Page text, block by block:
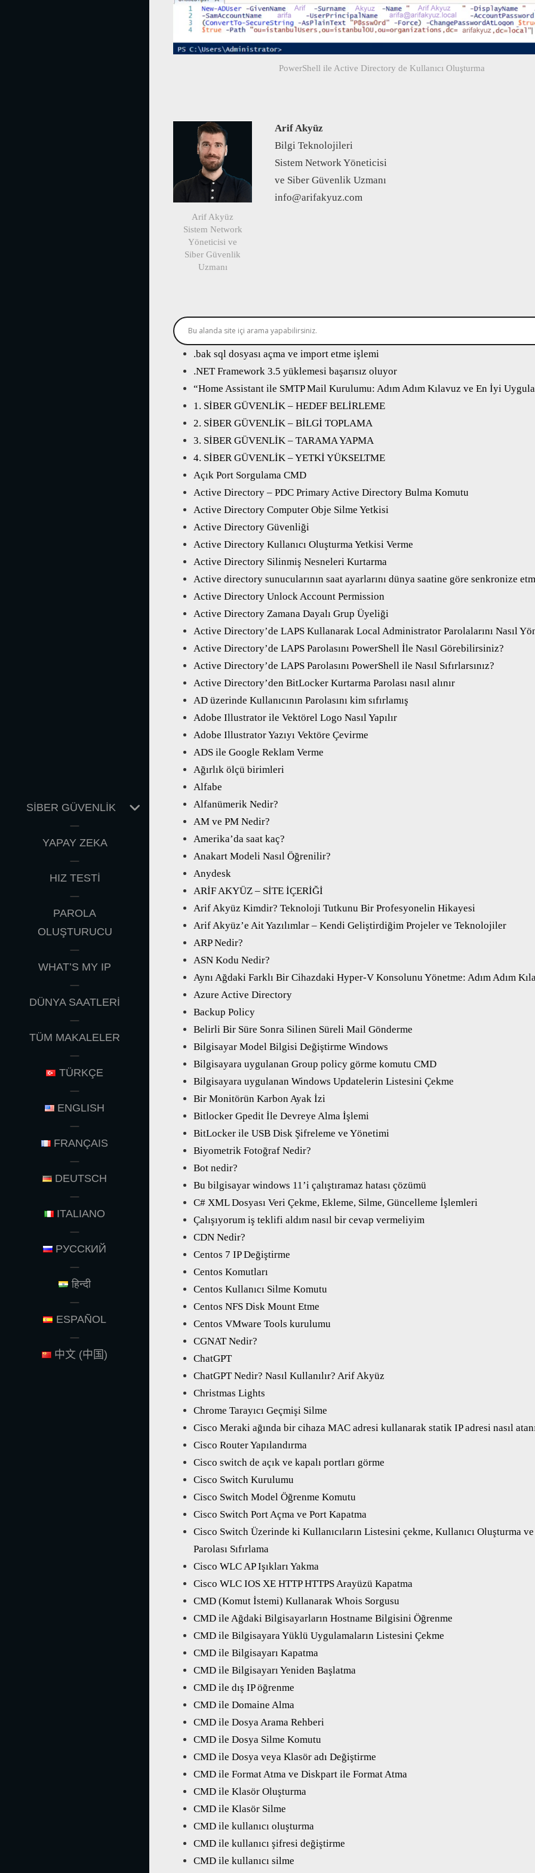
SİBER GÜVENLİK
EXPAND
YAPAY ZEKA
HIZ TESTİ
PAROLA
OLUŞTURUCU
WHAT’S MY IP
DÜNYA SAATLERİ
TÜM MAKALELER
TÜRKÇE
ENGLISH
FRANÇAIS
DEUTSCH
ITALIANO
РУССКИЙ
हिन्दी
ESPAÑOL
中文 (中国)
PowerShell ile Active Directory de Kullanıcı Oluşturma
Arif Akyüz
Sistem Network
Yöneticisi ve
Siber Güvenlik
Uzmanı
Arif Akyüz
Bilgi Teknolojileri
Sistem Network Yöneticisi
ve Siber Güvenlik Uzmanı
info@arifakyuz.com
.bak sql dosyası açma ve import etme işlemi
.NET Framework 3.5 yüklemesi başarısız oluyor
“Home Assistant ile SMTP Mail Kurulumu: Adım Adım Kılavuz ve En İyi
1. SİBER GÜVENLİK – HEDEF BELİRLEME
2. SİBER GÜVENLİK – BİLGİ TOPLAMA
3. SİBER GÜVENLİK – TARAMA YAPMA
4. SİBER GÜVENLİK – YETKİ YÜKSELTME
Açık Port Sorgulama CMD
Active Directory – PDC Primary Active Directory Bulma Komutu
Active Directory Computer Obje Silme Yetkisi
Active Directory Güvenliği
Active Directory Kullanıcı Oluşturma Yetkisi Verme
Active Directory Silinmiş Nesneleri Kurtarma
Active directory sunucularının saat ayarlarını dünya saatine göre senkronize
Active Directory Unlock Account Permission
Active Directory Zamana Dayalı Grup Üyeliği
Active Directory’de LAPS Kullanarak Local Administrator Parolalarını Nasıl
Active Directory’de LAPS Parolasını PowerShell İle Nasıl Görebilirsiniz?
Active Directory’de LAPS Parolasını PowerShell ile Nasıl Sıfırlarsınız?
Active Directory’den BitLocker Kurtarma Parolası nasıl alınır
AD üzerinde Kullanıcının Parolasını kim sıfırlamış
Adobe Illustrator ile Vektörel Logo Nasıl Yapılır
Adobe Illustrator Yazıyı Vektöre Çevirme
ADS ile Google Reklam Verme
Ağırlık ölçü birimleri
Alfabe
Alfanümerik Nedir?
AM ve PM Nedir?
Amerika’da saat kaç?
Anakart Modeli Nasıl Öğrenilir?
Anydesk
ARİF AKYÜZ – SİTE İÇERİĞİ
Arif Akyüz Kimdir? Teknoloji Tutkunu Bir Profesyonelin Hikayesi
Arif Akyüz’e Ait Yazılımlar – Kendi Geliştirdiğim Projeler ve Teknolojiler
ARP Nedir?
ASN Kodu Nedir?
Aynı Ağdaki Farklı Bir Cihazdaki Hyper-V Konsolunu Yönetme: Adım Adım
Azure Active Directory
Backup Policy
Belirli Bir Süre Sonra Silinen Süreli Mail Gönderme
Bilgisayar Model Bilgisi Değiştirme Windows
Bilgisayara uygulanan Group policy görme komutu CMD
Bilgisayara uygulanan Windows Updatelerin Listesini Çekme
Bir Monitörün Karbon Ayak İzi
Bitlocker Gpedit İle Devreye Alma İşlemi
BitLocker ile USB Disk Şifreleme ve Yönetimi
Biyometrik Fotoğraf Nedir?
Bot nedir?
Bu bilgisayar windows 11’i çalıştıramaz hatası çözümü
C# XML Dosyası Veri Çekme, Ekleme, Silme, Güncelleme İşlemleri
Çalışıyorum iş teklifi aldım nasıl bir cevap vermeliyim
CDN Nedir?
Centos 7 IP Değiştirme
Centos Komutları
Centos Kullanıcı Silme Komutu
Centos NFS Disk Mount Etme
Centos VMware Tools kurulumu
CGNAT Nedir?
ChatGPT
ChatGPT Nedir? Nasıl Kullanılır? Arif Akyüz
Christmas Lights
Chrome Tarayıcı Geçmişi Silme
Cisco Meraki ağında bir cihaza MAC adresi kullanarak statik IP adresi nasıl
Cisco Router Yapılandırma
Cisco switch de açık ve kapalı portları görme
Cisco Switch Kurulumu
Cisco Switch Model Öğrenme Komutu
Cisco Switch Port Açma ve Port Kapatma
Cisco Switch Üzerinde ki Kullanıcıların Listesini çekme, Kullanıcı Oluşturma ve
Parolası Sıfırlama
Cisco WLC AP Işıkları Yakma
Cisco WLC IOS XE HTTP HTTPS Arayüzü Kapatma
CMD (Komut İstemi) Kullanarak Whois Sorgusu
CMD ile Ağdaki Bilgisayarların Hostname Bilgisini Öğrenme
CMD ile Bilgisayara Yüklü Uygulamaların Listesini Çekme
CMD ile Bilgisayarı Kapatma
CMD ile Bilgisayarı Yeniden Başlatma
CMD ile dış IP öğrenme
CMD ile Domaine Alma
CMD ile Dosya Arama Rehberi
CMD ile Dosya Silme Komutu
CMD ile Dosya veya Klasör adı Değiştirme
CMD ile Format Atma ve Diskpart ile Format Atma
CMD ile Klasör Oluşturma
CMD ile Klasör Silme
CMD ile kullanıcı oluşturma
CMD ile kullanıcı şifresi değiştirme
CMD ile kullanıcı silme